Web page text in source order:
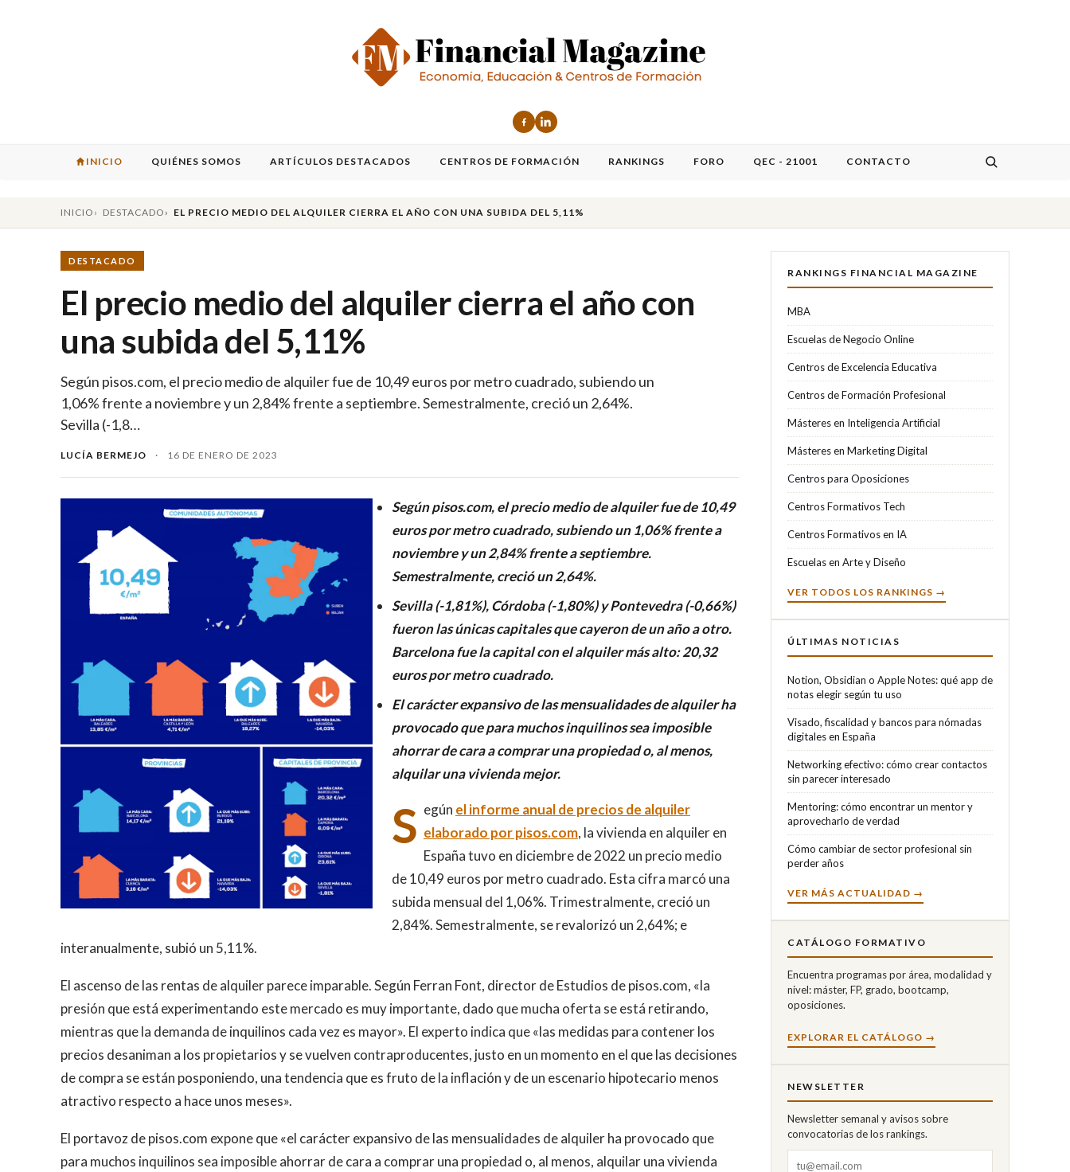
INICIO QUIÉNES SOMOS ARTÍCULOS DESTACADOS CENTROS DE FORMACIÓN RANKINGS FORO QEC - 21001 CONTACTO
INICIO DESTACADO EL PRECIO MEDIO DEL ALQUILER CIERRA EL AÑO CON UNA SUBIDA DEL 5,11%
DESTACADO
El precio medio del alquiler cierra el año con
una subida del 5,11%
Según pisos.com, el precio medio de alquiler fue de 10,49 euros por metro cuadrado, subiendo un
1,06% frente a noviembre y un 2,84% frente a septiembre. Semestralmente, creció un 2,64%.
Sevilla (-1,8…
LUCÍA BERMEJO · 16 DE ENERO DE 2023
Según pisos.com, el precio medio de alquiler fue de 10,49
euros por metro cuadrado, subiendo un 1,06% frente a
noviembre y un 2,84% frente a septiembre.
Semestralmente, creció un 2,64%.
Sevilla (-1,81%), Córdoba (-1,80%) y Pontevedra (-0,66%)
fueron las únicas capitales que cayeron de un año a otro.
Barcelona fue la capital con el alquiler más alto: 20,32
euros por metro cuadrado.
El carácter expansivo de las mensualidades de alquiler ha
provocado que para muchos inquilinos sea imposible
ahorrar de cara a comprar una propiedad o, al menos,
alquilar una vivienda mejor.
S egún el informe anual de precios de alquiler
elaborado por pisos.com, la vivienda en alquiler en
España tuvo en diciembre de 2022 un precio medio
de 10,49 euros por metro cuadrado. Esta cifra marcó una
subida mensual del 1,06%. Trimestralmente, creció un
2,84%. Semestralmente, se revalorizó un 2,64%; e
interanualmente, subió un 5,11%.
El ascenso de las rentas de alquiler parece imparable. Según Ferran Font, director de Estudios de pisos.com, «la
presión que está experimentando este mercado es muy importante, dado que mucha oferta se está retirando,
mientras que la demanda de inquilinos cada vez es mayor». El experto indica que «las medidas para contener los
precios desaniman a los propietarios y se vuelven contraproducentes, justo en un momento en el que las decisiones
de compra se están posponiendo, una tendencia que es fruto de la inflación y de un escenario hipotecario menos
atractivo respecto a hace unos meses».
El portavoz de pisos.com expone que «el carácter expansivo de las mensualidades de alquiler ha provocado que
para muchos inquilinos sea imposible ahorrar de cara a comprar una propiedad o, al menos, alquilar una vivienda
RANKINGS FINANCIAL MAGAZINE
MBA
Escuelas de Negocio Online
Centros de Excelencia Educativa
Centros de Formación Profesional
Másteres en Inteligencia Artificial
Másteres en Marketing Digital
Centros para Oposiciones
Centros Formativos Tech
Centros Formativos en IA
Escuelas en Arte y Diseño
VER TODOS LOS RANKINGS →
ÚLTIMAS NOTICIAS
Notion, Obsidian o Apple Notes: qué app de
notas elegir según tu uso
Visado, fiscalidad y bancos para nómadas
digitales en España
Networking efectivo: cómo crear contactos
sin parecer interesado
Mentoring: cómo encontrar un mentor y
aprovecharlo de verdad
Cómo cambiar de sector profesional sin
perder años
VER MÁS ACTUALIDAD →
CATÁLOGO FORMATIVO
Encuentra programas por área, modalidad y
nivel: máster, FP, grado, bootcamp,
oposiciones.
EXPLORAR EL CATÁLOGO →
NEWSLETTER
Newsletter semanal y avisos sobre
convocatorias de los rankings.